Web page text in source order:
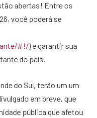
abertas! Entre os
você poderá se
#!/) e garantir sua
do país.
do Sul, terão um um
em breve, que
pública que afetou